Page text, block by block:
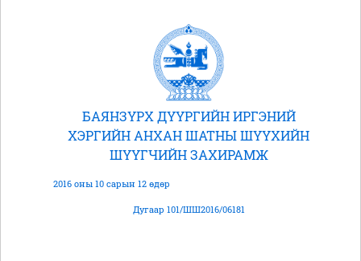
БАЯНЗҮРХ ДҮҮРГИЙН ИРГЭНИЙ
ХЭРГИЙН АНХАН ШАТНЫ ШҮҮХИЙН
ШҮҮГЧИЙН ЗАХИРАМЖ
2016 оны 10 сарын 12 өдөр
Дугаар 101/ШШ2016/06181